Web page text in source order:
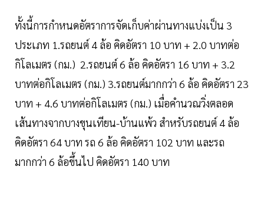
ทั้งนี้การกำหนดอัตราการจัดเก็บค่าผ่านทางแบ่งเป็น 3
ประเภท 1.รถยนต์ 4 ล้อ คิดอัตรา 10 บาท + 2.0 บาทต่อ
กิโลเมตร (กม.) 2.รถยนต์ 6 ล้อ คิดอัตรา 16 บาท + 3.2
บาทต่อกิโลเมตร (กม.) 3.รถยนต์มากกว่า 6 ล้อ คิดอัตรา 23
บาท + 4.6 บาทต่อกิโลเมตร (กม.) เมื่อคำนวณวิ่งตลอด
เส้นทางจากบางขุนเทียน-บ้านแพ้ว สำหรับรถยนต์ 4 ล้อ
คิดอัตรา 64 บาท รถ 6 ล้อ คิดอัตรา 102 บาท และรถ
มากกว่า 6 ล้อขึ้นไป คิดอัตรา 140 บาท